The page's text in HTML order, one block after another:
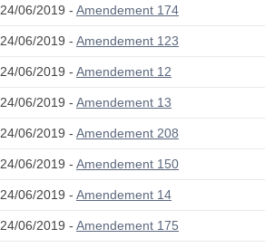
24/06/2019 - Amendement 174
24/06/2019 - Amendement 123
24/06/2019 - Amendement 12
24/06/2019 - Amendement 13
24/06/2019 - Amendement 208
24/06/2019 - Amendement 150
24/06/2019 - Amendement 14
24/06/2019 - Amendement 175